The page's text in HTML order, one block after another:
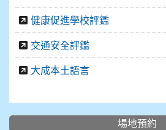
健康促進學校評鑑
交通安全評鑑
大成本土語言
場地預約